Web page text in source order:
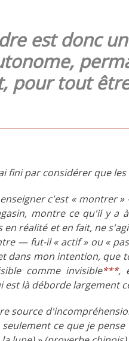
est donc
pour tout
fini par considérer que
c'est « montrer
montre ce qu'il y a
en réalité et en fait, ne
— fut-il « actif » ou «
dans mon intention, que
comme invisible***,
est là déborde largement
source
ce que je